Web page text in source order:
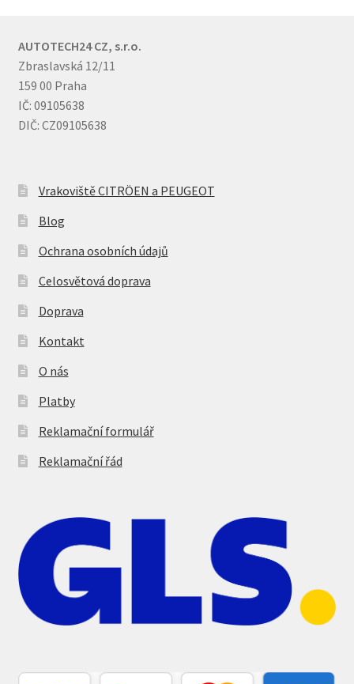
AUTOTECH24 CZ, s.r.o.
Zbraslavská 12/11
159 00 Praha
IČ: 09105638
DIČ: CZ09105638
Vrakoviště CITRÖEN a PEUGEOT
Blog
Ochrana osobních údajů
Celosvětová doprava
Doprava
Kontakt
O nás
Platby
Reklamační formulář
Reklamační řád